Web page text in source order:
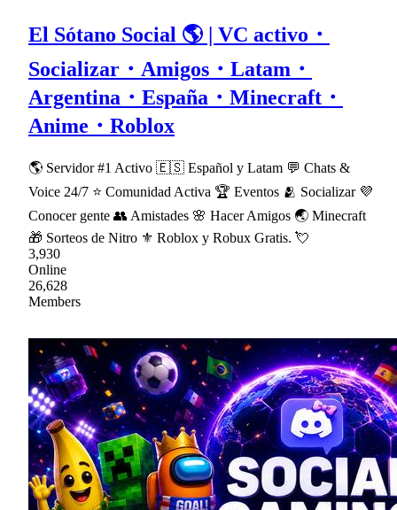
El Sótano Social 🌎 | VC activo・
Socializar・Amigos・Latam・
Argentina・España・Minecraft・
Anime・Roblox
🌎 Servidor #1 Activo 🇪🇸 Español y Latam 💬 Chats &
Voice 24/7 ⭐ Comunidad Activa 🏆 Eventos 🫂 Socializar 💜
Conocer gente 👥 Amistades 🌸 Hacer Amigos 🌏 Minecraft
🎁 Sorteos de Nitro ⚜ Roblox y Robux Gratis. 💘
3,930
Online
26,628
Members